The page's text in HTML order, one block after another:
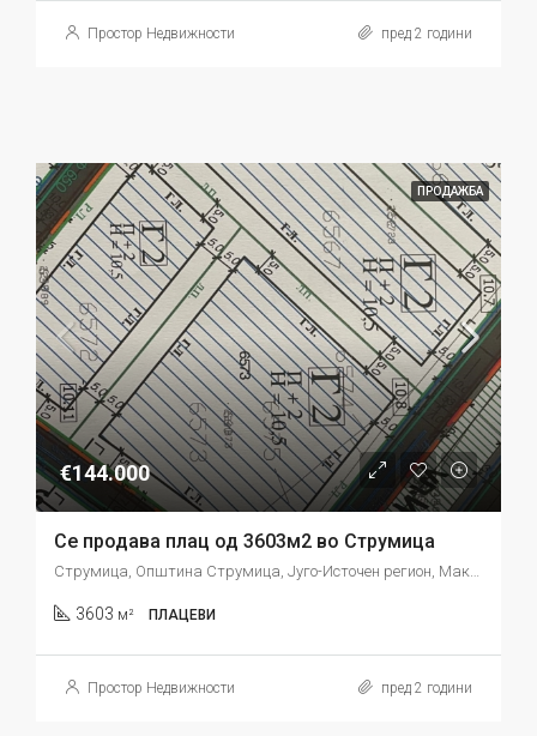
Простор Недвижности пред 2 години
ПРОДАЖБА
€144.000
Се продава плац од 3603м2 во Струмица
Струмица, Општина Струмица, Југо-Источен регион, Македонија
3603 м² ПЛАЦЕВИ
Простор Недвижности пред 2 години